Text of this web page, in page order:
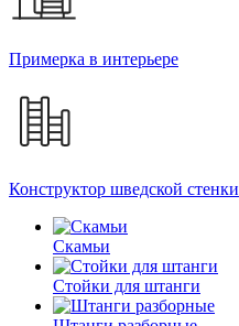
Примерка в интерьере
Конструктор шведской стенки
Скамьи
Стойки для штанги